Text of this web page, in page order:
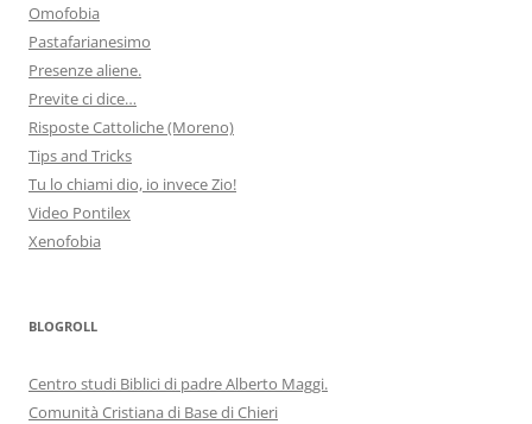
Omofobia
Pastafarianesimo
Presenze aliene.
Previte ci dice…
Risposte Cattoliche (Moreno)
Tips and Tricks
Tu lo chiami dio, io invece Zio!
Video Pontilex
Xenofobia
BLOGROLL
Centro studi Biblici di padre Alberto Maggi.
Comunità Cristiana di Base di Chieri